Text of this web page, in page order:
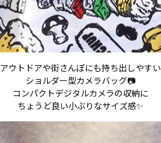
アウトドアや街さんぽにも持ち出しやすい
ショルダー型カメラバッグ📷
コンパクトデジタルカメラの収納に
ちょうど良い小ぶりなサイズ感✨